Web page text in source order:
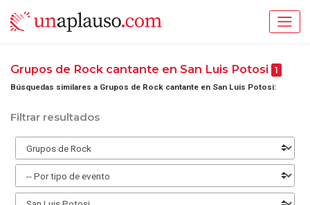
Grupos de Rock cantante en San Luis Potosi 1
Búsquedas similares a Grupos de Rock cantante en San Luis Potosi:
Filtrar resultados